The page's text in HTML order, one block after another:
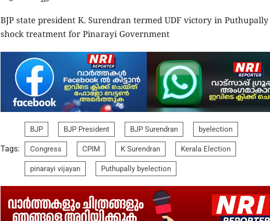
BJP state president K. Surendran termed UDF victory in Puthupally
shock treatment for Pinarayi Government
Tags:
BJP BJP President BJP Surendran byelection
Congress CPIM K Surendran Kerala Election
pinarayi vijayan Puthupally byelection